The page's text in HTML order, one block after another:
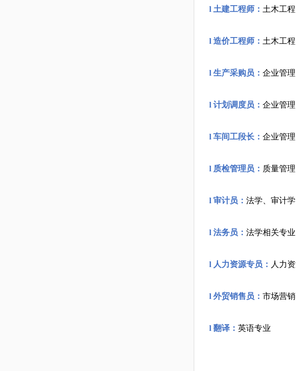
l 土建工程师： 土木工
l 造价工程师： 土木工
l 生产采购员： 企业管
l 计划调度员： 企业管
l 车间工段长： 企业管
l 质检管理员： 质量管
l 审计员： 法学、审计
l 法务员： 法学相关专业
l 人力资源专员： 人力
l 外贸销售员： 市场营
l 翻译： 英语专业